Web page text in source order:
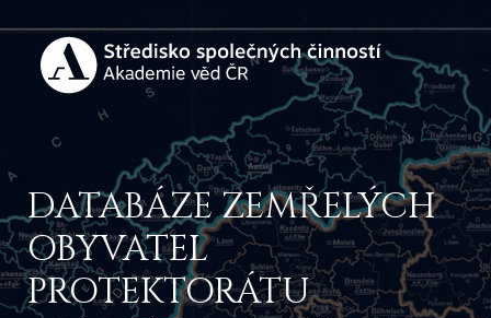
DATABÁZE ZEMŘELÝCH
OBYVATEL
PROTEKTORÁTU